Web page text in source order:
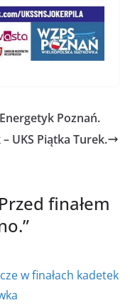
Poznań.
UKS Piątka Turek.
Przed finałem
”
w finałach kadetek